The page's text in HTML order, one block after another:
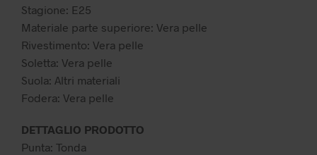
Stagione: E25
Materiale parte superiore: Vera pelle
Rivestimento: Vera pelle
Soletta: Vera pelle
Suola: Altri materiali
Fodera: Vera pelle
DETTAGLIO PRODOTTO
Punta: Tonda